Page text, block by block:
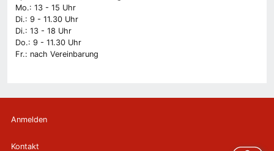
Mo.: 13 - 15 Uhr
Di.: 9 - 11.30 Uhr
Di.: 13 - 18 Uhr
Do.: 9 - 11.30 Uhr
Fr.: nach Vereinbarung
Anmelden
Kontakt